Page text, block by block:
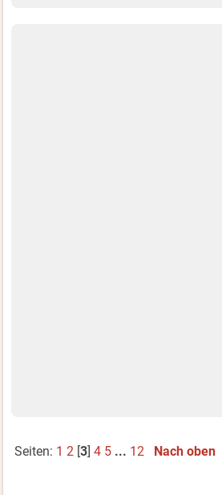
Seiten: 1 2[3] 4 5 ... 12
Nach oben